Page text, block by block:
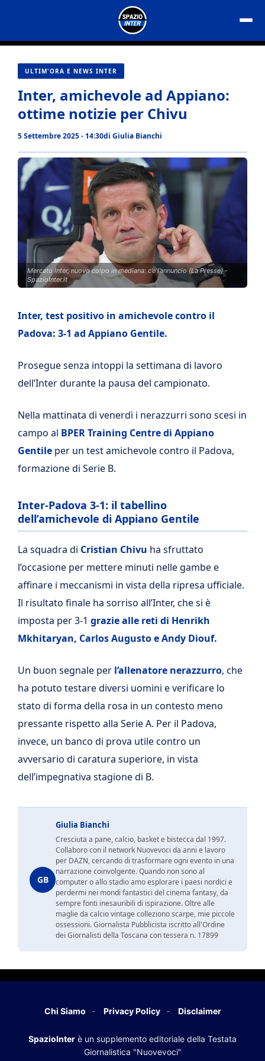
contenuto
ULTIM'ORA E NEWS INTER
Inter, amichevole ad Appiano:
ottime notizie per Chivu
5 Settembre 2025 - 14:30di Giulia Bianchi
Mercato Inter, nuovo colpo in mediana: c’è l’annuncio (La Presse) -
SpazioInter.it
Inter, test positivo in amichevole contro il
Padova: 3-1 ad Appiano Gentile.
Prosegue senza intoppi la settimana di lavoro
dell’Inter durante la pausa del campionato.
Nella mattinata di venerdì i nerazzurri sono scesi in
campo al BPER Training Centre di Appiano
Gentile per un test amichevole contro il Padova,
formazione di Serie B.
Inter-Padova 3-1: il tabellino
dell’amichevole di Appiano Gentile
La squadra di Cristian Chivu ha sfruttato
l’occasione per mettere minuti nelle gambe e
affinare i meccanismi in vista della ripresa ufficiale.
Il risultato finale ha sorriso all’Inter, che si è
imposta per 3-1 grazie alle reti di Henrikh
Mkhitaryan, Carlos Augusto e Andy Diouf.
Un buon segnale per l’allenatore nerazzurro, che
ha potuto testare diversi uomini e verificare lo
stato di forma della rosa in un contesto meno
pressante rispetto alla Serie A. Per il Padova,
invece, un banco di prova utile contro un
avversario di caratura superiore, in vista
dell’impegnativa stagione di B.
GB
Giulia Bianchi
Cresciuta a pane, calcio, basket e bistecca dal 1997.
Collaboro con il network Nuovevoci da anni e lavoro
per DAZN, cercando di trasformare ogni evento in una
narrazione coinvolgente. Quando non sono al
computer o allo stadio amo esplorare i paesi nordici e
perdermi nei mondi fantastici del cinema fantasy, da
sempre fonti inesauribili di ispirazione. Oltre alle
maglie da calcio vintage colleziono scarpe, mie piccole
ossessioni. Giornalista Pubblicista iscritto all'Ordine
dei Giornalisti della Toscana con tessera n. 17899
Chi Siamo Privacy Policy Disclaimer
SpazioInter è un supplemento editoriale della Testata
Giornalistica "Nuovevoci"